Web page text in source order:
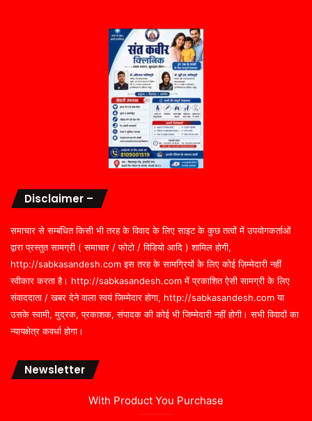
Disclaimer –
समाचार से सम्बंधित किसी भी तरह के विवाद के लिए साइट के कुछ तत्वों में उपयोगकर्ताओं
द्वारा प्रस्तुत सामग्री ( समाचार / फोटो / विडियो आदि ) शामिल होगी,
http://sabkasandesh.com इस तरह के सामग्रियों के लिए कोई ज़िम्मेदारी नहीं
स्वीकार करता है। http://sabkasandesh.com में प्रकाशित ऐसी सामग्री के लिए
संवाददाता / खबर देने वाला स्वयं जिम्मेदार होगा, http://sabkasandesh.com या
उसके स्वामी, मुद्रक, प्रकाशक, संपादक की कोई भी जिम्मेदारी नहीं होगी। सभी विवादों का
न्यायक्षेत्र कवर्धा होगा।
Newsletter
With Product You Purchase